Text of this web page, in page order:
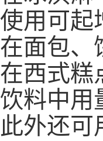
使用可起
在面包、
在西式糕
饮料中用
此外还